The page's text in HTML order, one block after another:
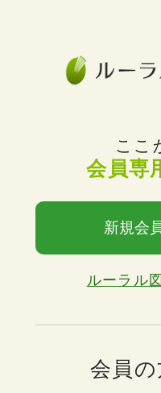
ここ
会員専
新規会
ルーラル
会員